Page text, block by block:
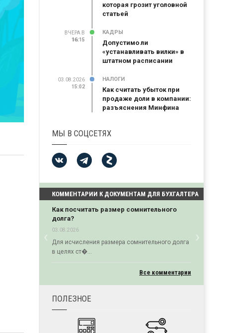
которая грозит уголовной
статьей
ВЧЕРА В
16:15
16:15
КАДРЫ
Допустимо ли
«устанавливать вилки» в
штатном расписании
03.08.2026
15:02
НАЛОГИ
Как считать убыток при
продаже доли в компании:
разъяснения Минфина
МЫ В СОЦСЕТЯХ
КОММЕНТАРИИ К ДОКУМЕНТАМ ДЛЯ БУХГАЛТЕРА
Как посчитать размер сомнительного
долга?
03.08.2026
Для исчисления размера сомнительного долга
в целях ст�...
‹Previous ›Next
Все комментарии
ПОЛЕЗНОЕ